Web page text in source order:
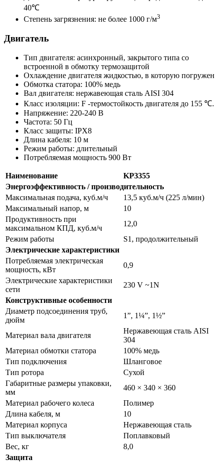
40℃
Степень загрязнения: не более 1000 г/м3
Двигатель
Тип двигателя: асинхронный, закрытого типа со
встроенной в обмотку термозащитой
Охлаждение двигателя жидкостью, в которую погружен
Обмотка статора: 100% медь
Вал двигателя: нержавеющая сталь AISI 304
Класс изоляции: F -термостойкость двигателя до 155 ℃.
Напряжение: 220-240 В
Частота: 50 Гц
Класс защиты: IPX8
Длина кабеля: 10 м
Режим работы: длительный
Потребляемая мощность 900 Вт
Наименование
KP3355
Энергоэффективность / производительность
Максимальная подача, куб.м/ч
13,5 куб.м/ч (225 л/мин)
Максимальный напор, м
10
Продуктивность при
максимальном КПД, куб.м/ч
12,0
Режим работы
S1, продолжительный
Электрические характеристики
Потребляемая электрическая
мощность, кВт
0,9
Электрические характеристики
сети
230 V ~1N
Конструктивные особенности
Диаметр подсоединения труб,
дюйм
1”, 1¼”, 1½”
Материал вала двигателя
Нержавеющая сталь AISI
304
Материал обмотки статора
100% медь
Тип подключения
Шланговое
Тип ротора
Сухой
Габаритные размеры упаковки,
мм
460 × 340 × 360
Материал рабочего колеса
Полимер
Длина кабеля, м
10
Материал корпуса
Нержавеющая сталь
Тип выключателя
Поплавковый
Вес, кг
8,0
Защита